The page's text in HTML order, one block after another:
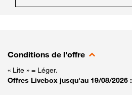
Conditions de l'offre
« Lite » = Léger.
Offres Livebox jusqu'au 19/08/2026 :